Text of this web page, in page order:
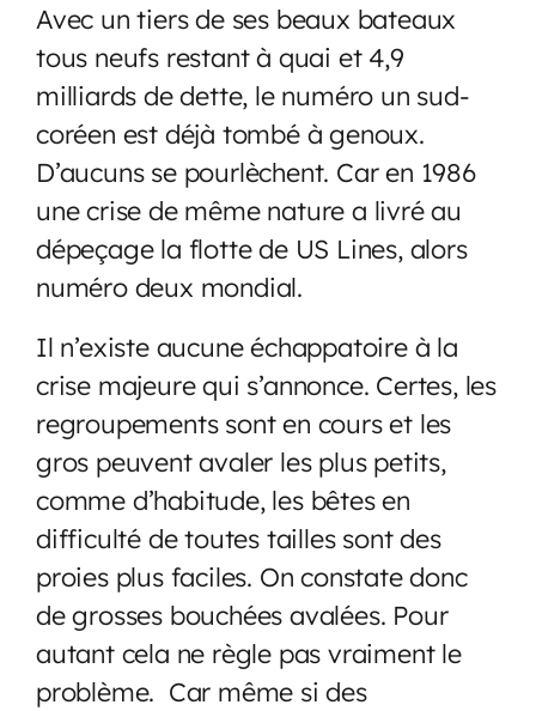
Avec un tiers de ses beaux bateaux
tous neufs restant à quai et 4,9
milliards de dette, le numéro un sud-
coréen est déjà tombé à genoux.
D’aucuns se pourlèchent. Car en 1986
une crise de même nature a livré au
dépeçage la flotte de US Lines, alors
numéro deux mondial.
Il n’existe aucune échappatoire à la
crise majeure qui s’annonce. Certes, les
regroupements sont en cours et les
gros peuvent avaler les plus petits,
comme d’habitude, les bêtes en
difficulté de toutes tailles sont des
proies plus faciles. On constate donc
de grosses bouchées avalées. Pour
autant cela ne règle pas vraiment le
problème. Car même si des